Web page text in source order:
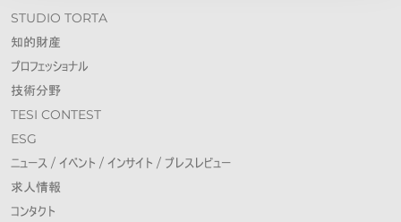
STUDIO TORTA
知的財産
プロフェッショナル
技術分野
TESI CONTEST
ESG
ニュース / イベント / インサイト / プレスレビュー
求人情報
コンタクト